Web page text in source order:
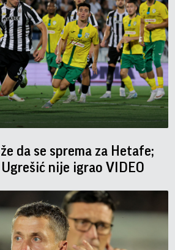
da se sprema za Hetafe;
nije igrao VIDEO